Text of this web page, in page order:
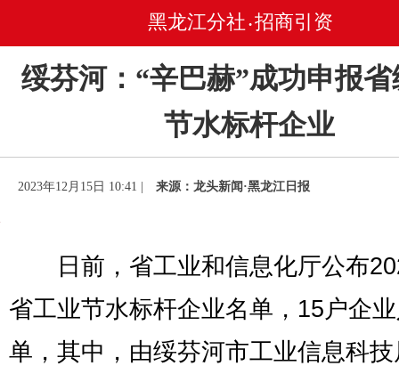
黑龙江分社 • 招商引资
绥芬河：“辛巴赫”成功申报
节水标杆企业
2023年12月15日 10:41 | 来源：龙头新闻·黑龙江日报
日前，省工业和信息化厅公布
省工业节水标杆企业名单，15户企
单，其中，由绥芬河市工业信息科